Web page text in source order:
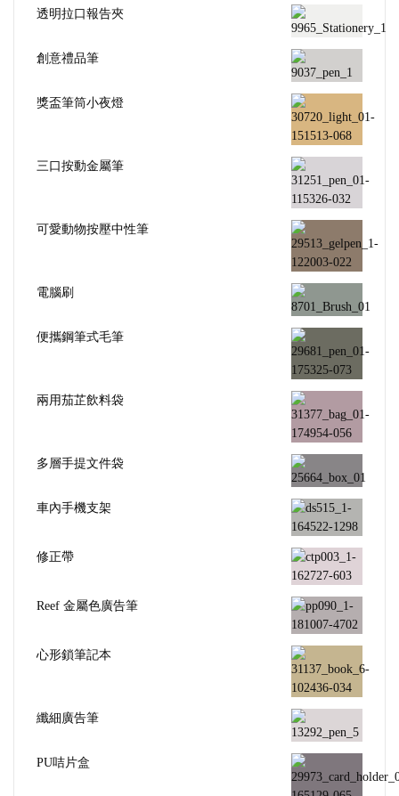
透明拉口報告夾
創意禮品筆
獎盃筆筒小夜燈
三口按動金屬筆
可愛動物按壓中性筆
電腦刷
便攜鋼筆式毛筆
兩用茄芷飲料袋
多層手提文件袋
車內手機支架
修正帶
Reef 金屬色廣告筆
心形鎖筆記本
纖細廣告筆
PU咭片盒